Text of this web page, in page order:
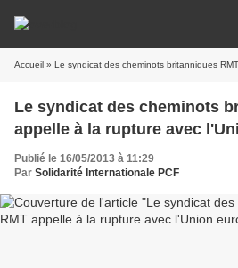
Accueil » Le syndicat des cheminots britanniques RMT
Le syndicat des cheminots
appelle à la rupture avec
Publié le 16/05/2013 à 11:29
Par Solidarité Internationale PCF